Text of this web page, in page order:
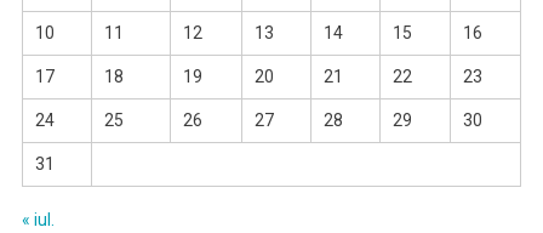
10 11 12 13 14 15 16
17 18 19 20 21 22 23
24 25 26 27 28 29 30
31
« iul.